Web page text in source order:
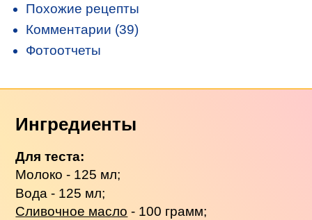
Похожие рецепты
Комментарии (39)
Фотоотчеты
Ингредиенты
Для теста:
Молоко - 125 мл;
Вода - 125 мл;
Сливочное масло - 100 грамм;